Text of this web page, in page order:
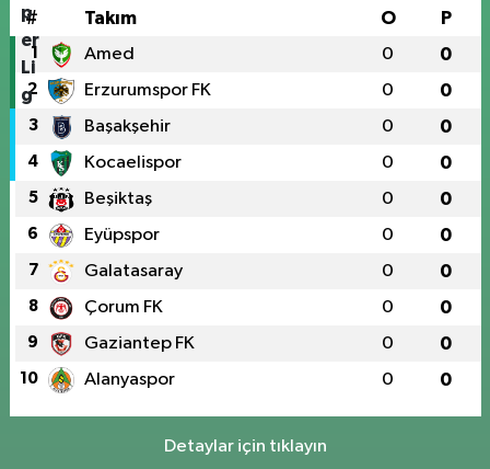
# Takım O P
1 Amed 0 0
2 Erzurumspor FK 0 0
3 Başakşehir 0 0
4 Kocaelispor 0 0
5 Beşiktaş 0 0
6 Eyüpspor 0 0
7 Galatasaray 0 0
8 Çorum FK 0 0
9 Gaziantep FK 0 0
10 Alanyaspor 0 0
Detaylar için tıklayın